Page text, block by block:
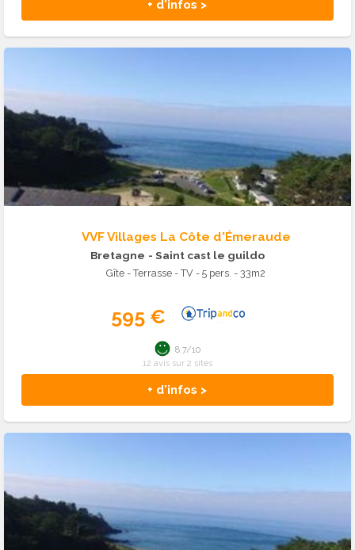
+ d'infos >
VVF Villages La Côte d'Émeraude
Bretagne - Saint cast le guildo
Gîte - Terrasse - TV - 5 pers. - 33m2
595 €
+ d'infos >
8.7/10
12 avis sur 2 sites